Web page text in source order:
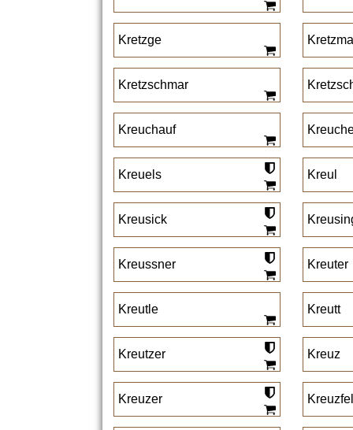
Kretzge
Kretzschmar
Kreuchauf
Kreuels Kreul
Kreusick
Kreussner Kreuter
Kreutle Kreutt
Kreutzer Kreuz
Kreuzer